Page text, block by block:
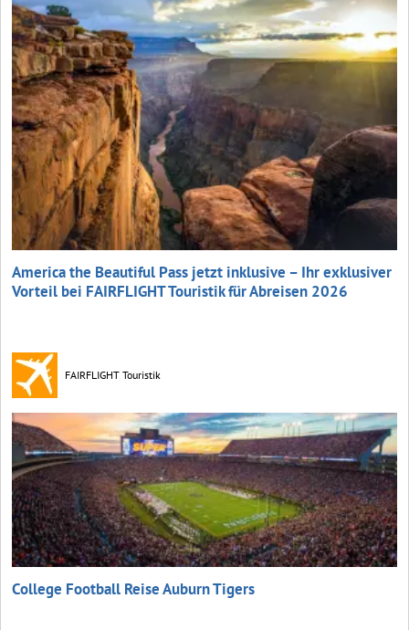
America the Beautiful Pass jetzt inklusive – Ihr exklusiver
Vorteil bei FAIRFLIGHT Touristik für Abreisen 2026
FAIRFLIGHT Touristik
College Football Reise Auburn Tigers